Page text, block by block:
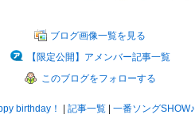
ブログ画像一覧を見る
【限定公開】アメンバー記事一覧
このブログをフォローする
birthday！ 記事一覧 一番ソングSHOW♪